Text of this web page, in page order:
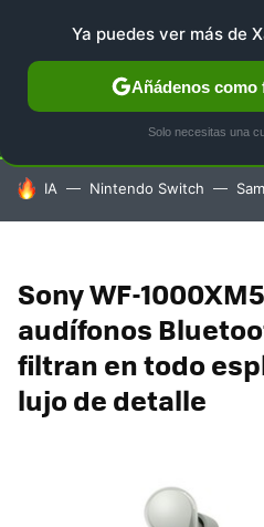
SELECCIÓN GAMING
HOY SE HABLA DE
IA Nintendo Switch
Sony WF-
audífonos
filtran en todo
lujo de detalle
Ya puedes ver más de
Añádenos como
Solo necesitas una